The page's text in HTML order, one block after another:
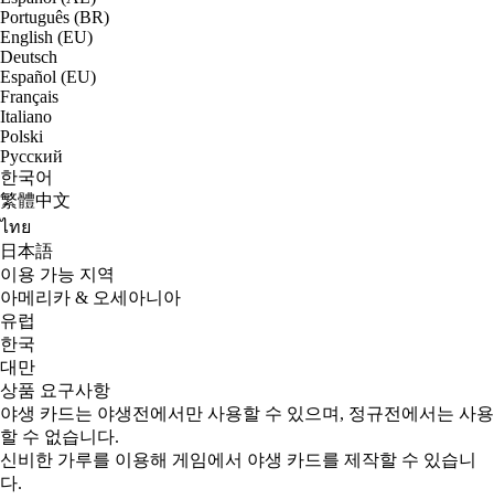
Português (BR)
English (EU)
Deutsch
Español (EU)
Français
Italiano
Polski
Русский
한국어
繁體中文
ไทย
日本語
이용 가능 지역
아메리카 & 오세아니아
유럽
한국
대만
상품 요구사항
야생 카드는 야생전에서만 사용할 수 있으며, 정규전에서는 사용
할 수 없습니다.
신비한 가루를 이용해 게임에서 야생 카드를 제작할 수 있습니
다.